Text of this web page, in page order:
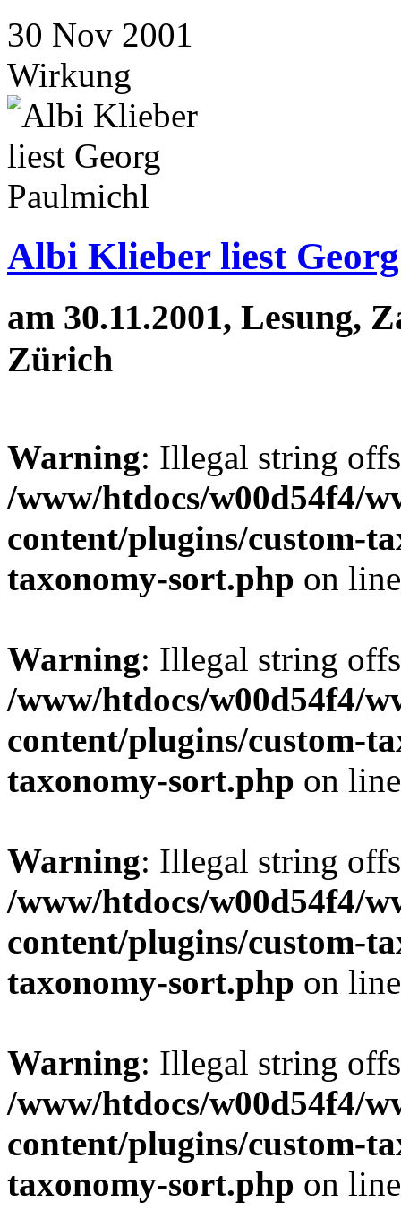
30 Nov 2001
Wirkung
Albi Klieber liest
am 30.11.2001, Lesung,
Zürich
Warning: Illegal string
/www/htdocs/w00d54f4/
content/plugins/custom-
taxonomy-sort.php on
Warning: Illegal string
/www/htdocs/w00d54f4/
content/plugins/custom-
taxonomy-sort.php on
Warning: Illegal string
/www/htdocs/w00d54f4/
content/plugins/custom-
taxonomy-sort.php on
Warning: Illegal string
/www/htdocs/w00d54f4/
content/plugins/custom-
taxonomy-sort.php on